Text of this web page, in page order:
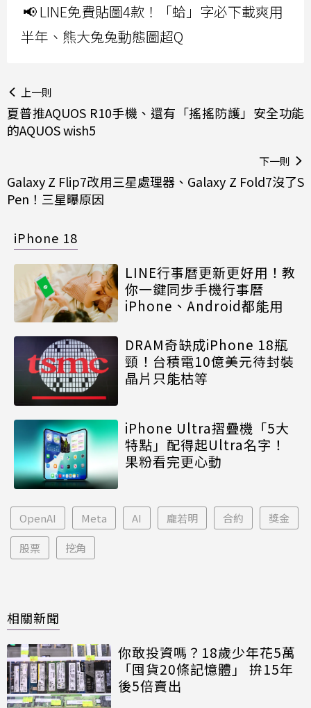
📢 LINE免費貼圖4款！「蛤」字必下載爽用
半年、熊大兔兔動態圖超Q
上一則
夏普推AQUOS R10手機、還有「搖搖防護」安全功能
的AQUOS wish5
下一則
Galaxy Z Flip7改用三星處理器、Galaxy Z Fold7沒了S
Pen！三星曝原因
iPhone 18
LINE行事曆更新更好用！教
你一鍵同步手機行事曆
iPhone、Android都能用
DRAM奇缺成iPhone 18瓶
頸！台積電10億美元待封裝
晶片只能枯等
iPhone Ultra摺疊機「5大
特點」配得起Ultra名字！
果粉看完更心動
OpenAI Meta AI 龐若明 合約 獎金
股票 挖角
相關新聞
你敢投資嗎？18歲少年花5萬
「囤貨20條記憶體」 拚15年
後5倍賣出